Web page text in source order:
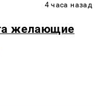
4 часа назад
желающие